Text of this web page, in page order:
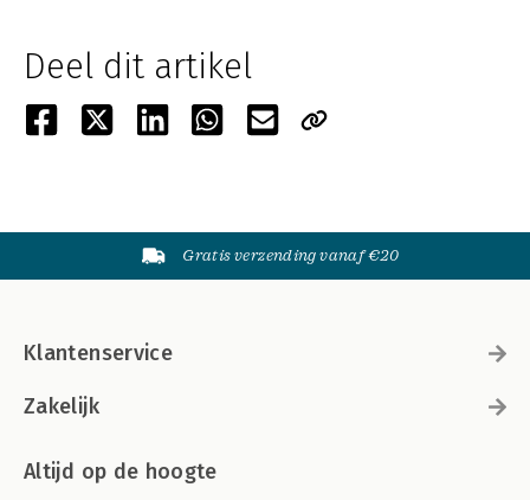
Deel dit artikel
Gratis verzending vanaf €20
Klantenservice
Zakelijk
Altijd op de hoogte